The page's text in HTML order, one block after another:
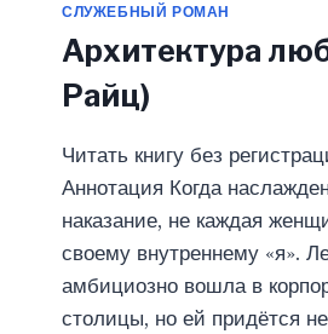
СЛУЖЕБНЫЙ РОМАН
Архитектура
Райц)
Читать книгу без
Аннотация Когда
наказание, не каждая
своему внутреннему «я».
амбициозно вошла в
столицы, но ей придётся